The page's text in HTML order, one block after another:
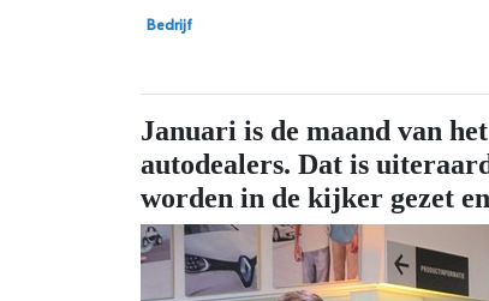
Bedrijf
Januari is de maand van
autodealers. Dat is
worden in de kijker gezet